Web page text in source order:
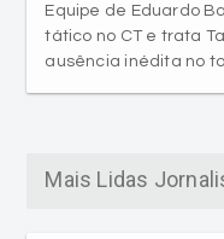
Equipe de Eduardo
tático no CT e trata
ausência inédita no
Mais Lidas